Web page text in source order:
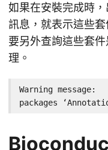
如果在安裝完成時
訊息，就表示這些
要另外查詢這些套
理。
Warning message:
packages